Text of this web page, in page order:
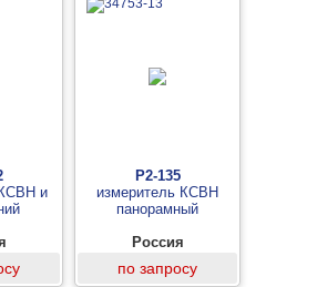
и
Р2-135
измеритель КСВН
панорамный
Россия
по запросу